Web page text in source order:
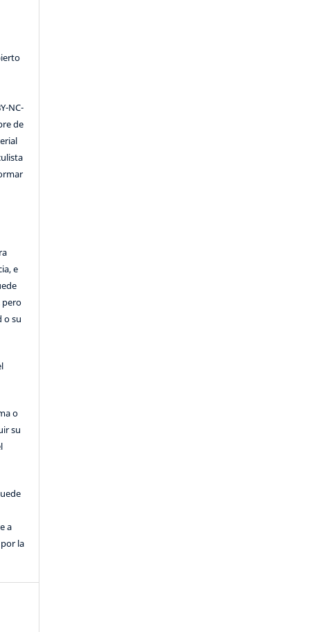
NC-
de
e
pero
o su
o
su
a
la